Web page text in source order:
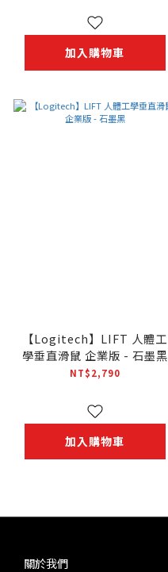
加入購物車
【Logitech】LIFT 人體工
學垂直滑鼠 企業版 - 石墨黑
NT$2,790
加入購物車
關於我們